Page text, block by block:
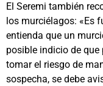
El Seremi también
los murciélagos: «Es
entienda que un
posible indicio de
tomar el riesgo de
sospecha, se debe